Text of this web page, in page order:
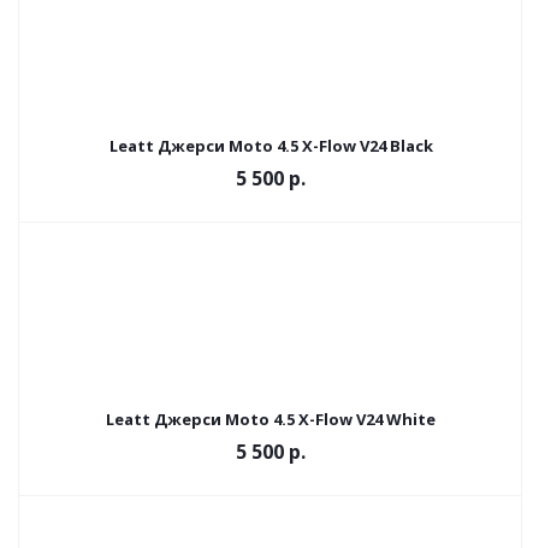
Leatt Джерси Moto 4.5 X-Flow V24 Black
5 500 р.
Leatt Джерси Moto 4.5 X-Flow V24 White
5 500 р.